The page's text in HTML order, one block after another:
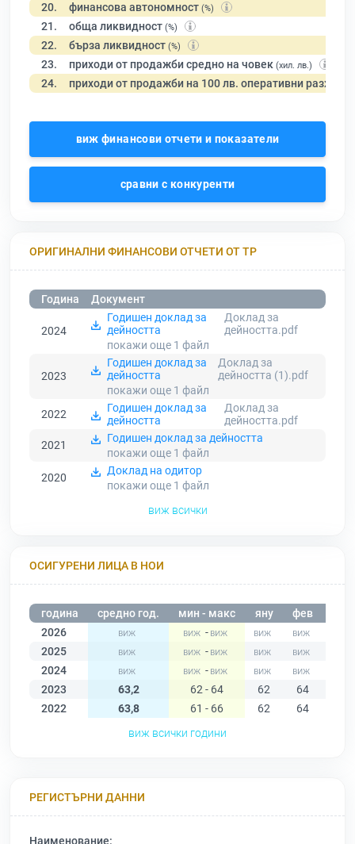
20. финансова автономност (%)
21. обща ликвидност (%)
22. бърза ликвидност (%)
23. приходи от продажби средно на човек (хил. лв.)
24. приходи от продажби на 100 лв. оперативни разходи
виж финансови отчети и показатели
сравни с конкуренти
ОРИГИНАЛНИ ФИНАНСОВИ ОТЧЕТИ ОТ ТР
Година Документ
2024
Годишен доклад за
дейността
Доклад за
дейността.pdf
покажи още 1 файл
2023
Годишен доклад за
дейността
Доклад за
дейността (1).pdf
покажи още 1 файл
2022
Годишен доклад за
дейността
Доклад за
дейността.pdf
2021
Годишен доклад за дейността
покажи още 1 файл
2020
Доклад на одитор
покажи още 1 файл
виж всички
ОСИГУРЕНИ ЛИЦА В НОИ
година средно год. мин - макс яну фев
2026
-
2025
-
2024
-
2023
63,2 62 - 64 62 64
2022
63,8 61 - 66 62 64
виж всички години
РЕГИСТЪРНИ ДАННИ
Наименование: